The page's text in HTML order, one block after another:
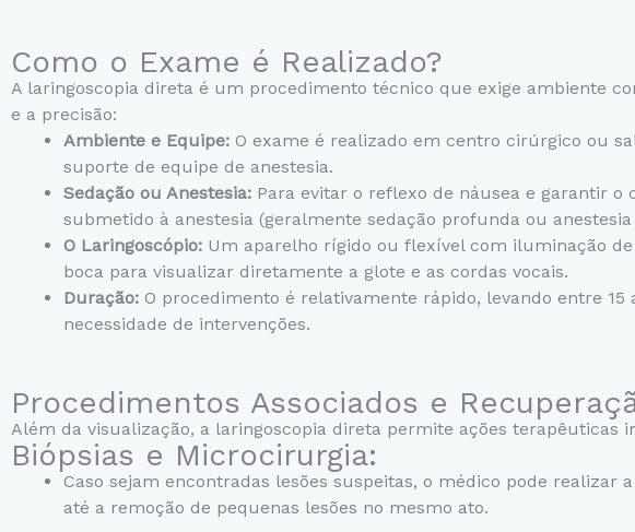
Como o Exame é Realizado?
A laringoscopia direta é um procedimento técnico que exige ambiente
e a precisão:
Ambiente e Equipe: O exame é realizado em centro cirúrgico ou
suporte de equipe de anestesia.
Sedação ou Anestesia: Para evitar o reflexo de náusea e garantir o
submetido à anestesia (geralmente sedação profunda ou
O Laringoscópio: Um aparelho rígido ou flexível com iluminação
boca para visualizar diretamente a glote e as cordas vocais.
Duração: O procedimento é relativamente rápido, levando entre 15
necessidade de intervenções.
Procedimentos Associados e
Além da visualização, a laringoscopia direta permite ações terapêuticas
Biópsias e Microcirurgia:
Caso sejam encontradas lesões suspeitas, o médico pode realizar
até a remoção de pequenas lesões no mesmo ato.